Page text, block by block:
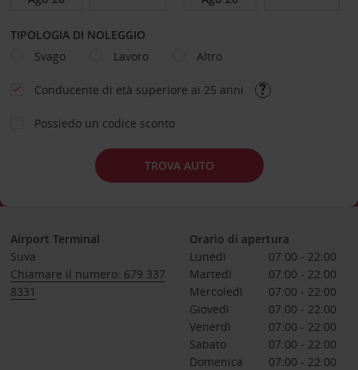
TIPOLOGIA DI NOLEGGIO
Svago
Lavoro Altro
Conducente di età superiore ai 25 anni
Possiedo un codice sconto
TROVA AUTO
Airport Terminal
Suva
Chiamare il numero: 679 337
8331
Orario di apertura
Lunedì
07:00 - 22:00
Martedì
07:00 - 22:00
Mercoledì
07:00 - 22:00
Giovedì
07:00 - 22:00
Venerdì
07:00 - 22:00
Sabato
07:00 - 22:00
Domenica
07:00 - 22:00